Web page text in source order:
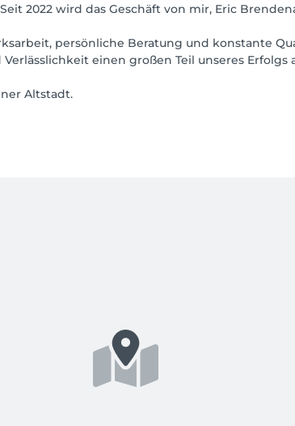
2022 wird das Geschäft von mir, Eric
persönliche Beratung und konstante
einen großen Teil unseres Erfolgs
Altstadt.